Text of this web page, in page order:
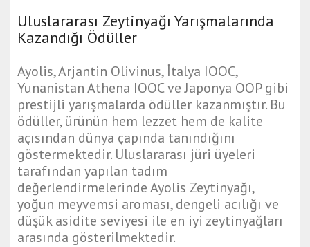
Uluslararası Zeytinyağı Yarışmalarında
Kazandığı Ödüller
Ayolis, Arjantin Olivinus, İtalya IOOC,
Yunanistan Athena IOOC ve Japonya OOP gibi
prestijli yarışmalarda ödüller kazanmıştır. Bu
ödüller, ürünün hem lezzet hem de kalite
açısından dünya çapında tanındığını
göstermektedir. Uluslararası jüri üyeleri
tarafından yapılan tadım
değerlendirmelerinde Ayolis Zeytinyağı,
yoğun meyvemsi aroması, dengeli acılığı ve
düşük asidite seviyesi ile en iyi zeytinyağları
arasında gösterilmektedir.